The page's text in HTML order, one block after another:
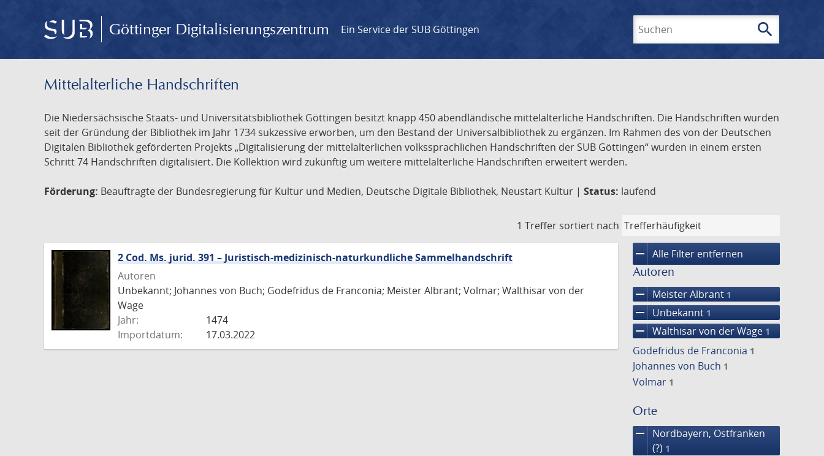
Göttinger Digitalisierungszentrum Ein Service der SUB Göttingen search
Mittelalterliche Handschriften
Die Niedersächsische Staats- und Universitätsbibliothek Göttingen besitzt knapp 450 abendländische mittelalterliche Handschriften. Die Handschriften wurden
seit der Gründung der Bibliothek im Jahr 1734 sukzessive erworben, um den Bestand der Universalbibliothek zu ergänzen. Im Rahmen des von der Deutschen
Digitalen Bibliothek geförderten Projekts „Digitalisierung der mittelalterlichen volkssprachlichen Handschriften der SUB Göttingen“ wurden in einem ersten
Schritt 74 Handschriften digitalisiert. Die Kollektion wird zukünftig um weitere mittelalterliche Handschriften erweitert werden.
Förderung: Beauftragte der Bundesregierung für Kultur und Medien, Deutsche Digitale Bibliothek, Neustart Kultur | Status: laufend
1 Treffer sortiert nach
remove Alle Filter entfernen
Autoren
remove Meister Albrant 1
remove Unbekannt 1
remove Walthisar von der Wage 1
Godefridus de Franconia 1
Johannes von Buch 1
Volmar 1
Orte
remove
Nordbayern, Ostfranken
(?) 1
2 Cod. Ms. jurid. 391 – Juristisch-medizinisch-naturkundliche Sammelhandschrift
Autoren
Unbekannt; Johannes von Buch; Godefridus de Franconia; Meister Albrant; Volmar; Walthisar von der
Wage
Jahr:
1474
Importdatum:
17.03.2022